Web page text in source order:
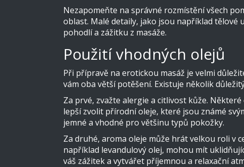
Nezapomeňte na správné rozmístění všech
oblast. Malé detaily, jako jsou například
pohodlí a zážitku z masáže.
Použití vhodných olejů
Při přípravě na erotickou masáž je velmi
vám oba větší potěšení. Existuje několik
Za prvé, zvažte alergie a citlivost kůže.
lepší zvolit přírodní oleje, které jsou známé
jemné a vhodné pro většinu typů pokožky.
Za druhé, aroma oleje může hrát velkou roli v
například levandulový olej, mohou mít
váš zážitek a vytvářet příjemnou a relaxační